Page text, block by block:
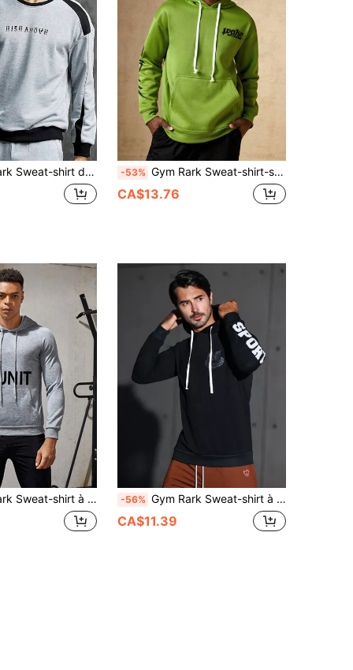
à bloc coloré avec motif lettrage pour hommes -53% Gym Rark Sweat-shirt-shirt à poche kangourou avec cordon de serrage et motif graphique de lettres pour hommes
CA$13.76
de sport à cordon de serrage avec imprimé lettres pour hommes -56% Gym Rark Sweat-shirt à capuche de sport à cordon de serrage avec graphique lettrage pour hommes
CA$11.39